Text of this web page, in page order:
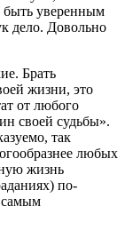
быть уверенным
дело. Довольно
Брать
жизни, это
от любого
своей судьбы».
так
любых
жизнь
по-
самым